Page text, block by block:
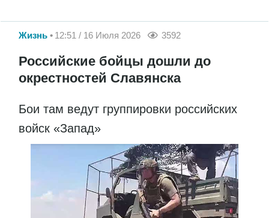
Жизнь 12:51 / 16 Июля 2026 3592
Российские бойцы дошли до
окрестностей Славянска
Бои там ведут группировки российских
войск «Запад»